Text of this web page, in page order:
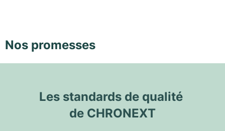
Nos promesses
Les standards de qualité
de CHRONEXT